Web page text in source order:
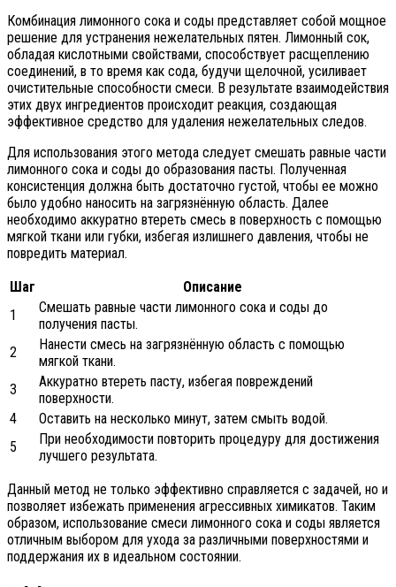
Комбинация лимонного сока и соды представляет собой мощное
решение для устранения нежелательных пятен. Лимонный сок,
обладая кислотными свойствами, способствует расщеплению
соединений, в то время как сода, будучи щелочной, усиливает
очистительные способности смеси. В результате взаимодействия
этих двух ингредиентов происходит реакция, создающая
эффективное средство для удаления нежелательных следов.
Для использования этого метода следует смешать равные части
лимонного сока и соды до образования пасты. Полученная
консистенция должна быть достаточно густой, чтобы ее можно
было удобно наносить на загрязнённую область. Далее
необходимо аккуратно втереть смесь в поверхность с помощью
мягкой ткани или губки, избегая излишнего давления, чтобы не
повредить материал.
Шаг
Описание
1
Смешать равные части лимонного сока и соды до
получения пасты.
2
Нанести смесь на загрязнённую область с помощью
мягкой ткани.
3
Аккуратно втереть пасту, избегая повреждений
поверхности.
4
Оставить на несколько минут, затем смыть водой.
5
При необходимости повторить процедуру для достижения
лучшего результата.
Данный метод не только эффективно справляется с задачей, но и
позволяет избежать применения агрессивных химикатов. Таким
образом, использование смеси лимонного сока и соды является
отличным выбором для ухода за различными поверхностями и
поддержания их в идеальном состоянии.